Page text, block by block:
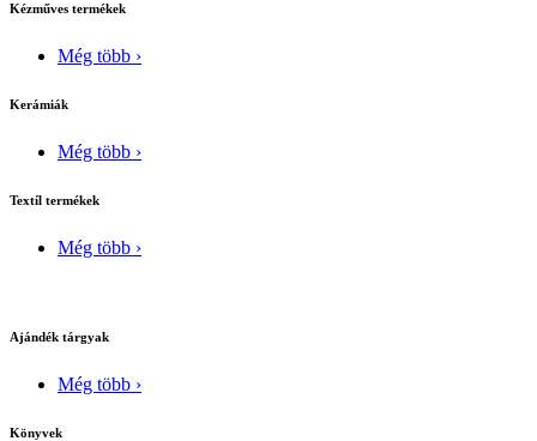
Kézműves termékek
Még több ›
Kerámiák
Még több ›
Textíl termékek
Még több ›
Ajándék tárgyak
Még több ›
Könyvek